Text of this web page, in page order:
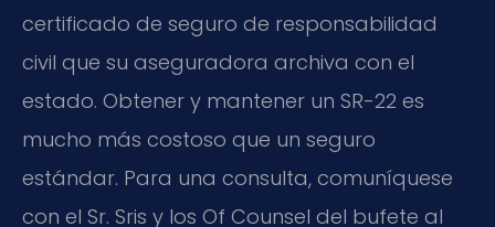
certificado de seguro de responsabilidad
civil que su aseguradora archiva con el
estado. Obtener y mantener un SR-22 es
mucho más costoso que un seguro
estándar. Para una consulta, comuníquese
con el Sr. Sris y los Of Counsel del bufete al